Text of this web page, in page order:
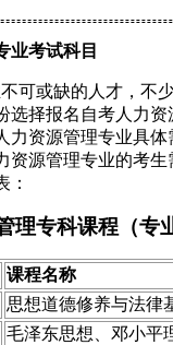
业考试科目
可或缺的人才，不
选择报名自考人力资
力资源管理专业具
资源管理专业的考
：
理专科课程（专
课程名称
思想道德修养与法律
毛泽东思想、邓小平